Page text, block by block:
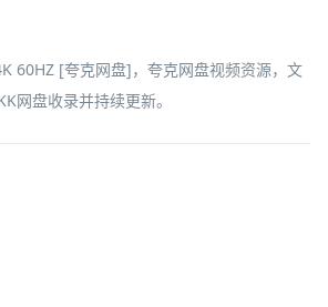
60HZ [夸克网盘]，夸克网盘视频资源，文
网盘收录并持续更新。